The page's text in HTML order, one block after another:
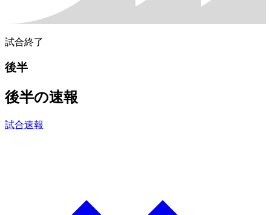
試合終了
後半
後半の速報
試合速報